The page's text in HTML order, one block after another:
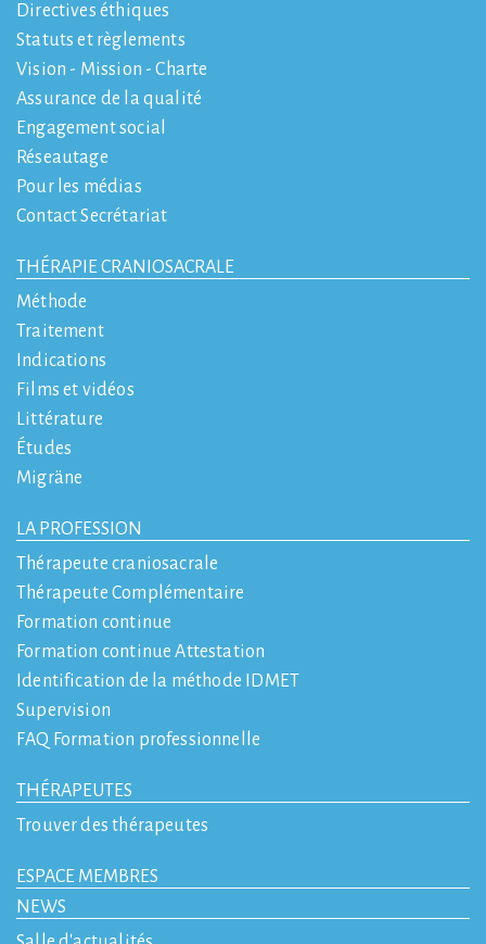
Directives éthiques
Statuts et règlements
Vision - Mission - Charte
Assurance de la qualité
Engagement social
Réseautage
Pour les médias
Contact Secrétariat
THÉRAPIE CRANIOSACRALE
Méthode
Traitement
Indications
Films et vidéos
Littérature
Études
Migräne
LA PROFESSION
Thérapeute craniosacrale
Thérapeute Complémentaire
Formation continue
Formation continue Attestation
Identification de la méthode IDMET
Supervision
FAQ Formation professionnelle
THÉRAPEUTES
Trouver des thérapeutes
ESPACE MEMBRES
NEWS